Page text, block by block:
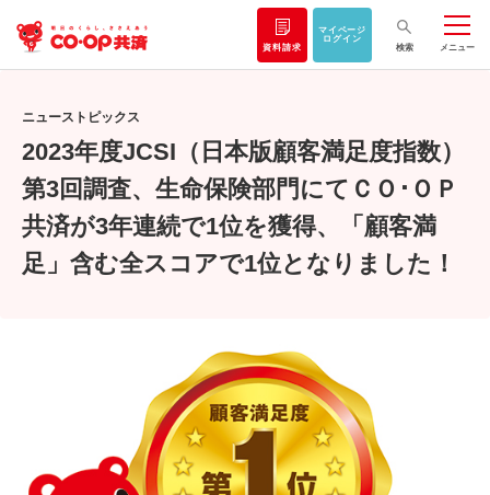
資料請求
マイページ
ログイン
検索
メニュー
ニューストピックス
2023年度JCSI（日本版顧客満足度指数）
第3回調査、生命保険部門にて ＣＯ･ＯＰ
共済が3年連続で1位を獲得、「顧客満
足」含む全スコアで1位となりました！